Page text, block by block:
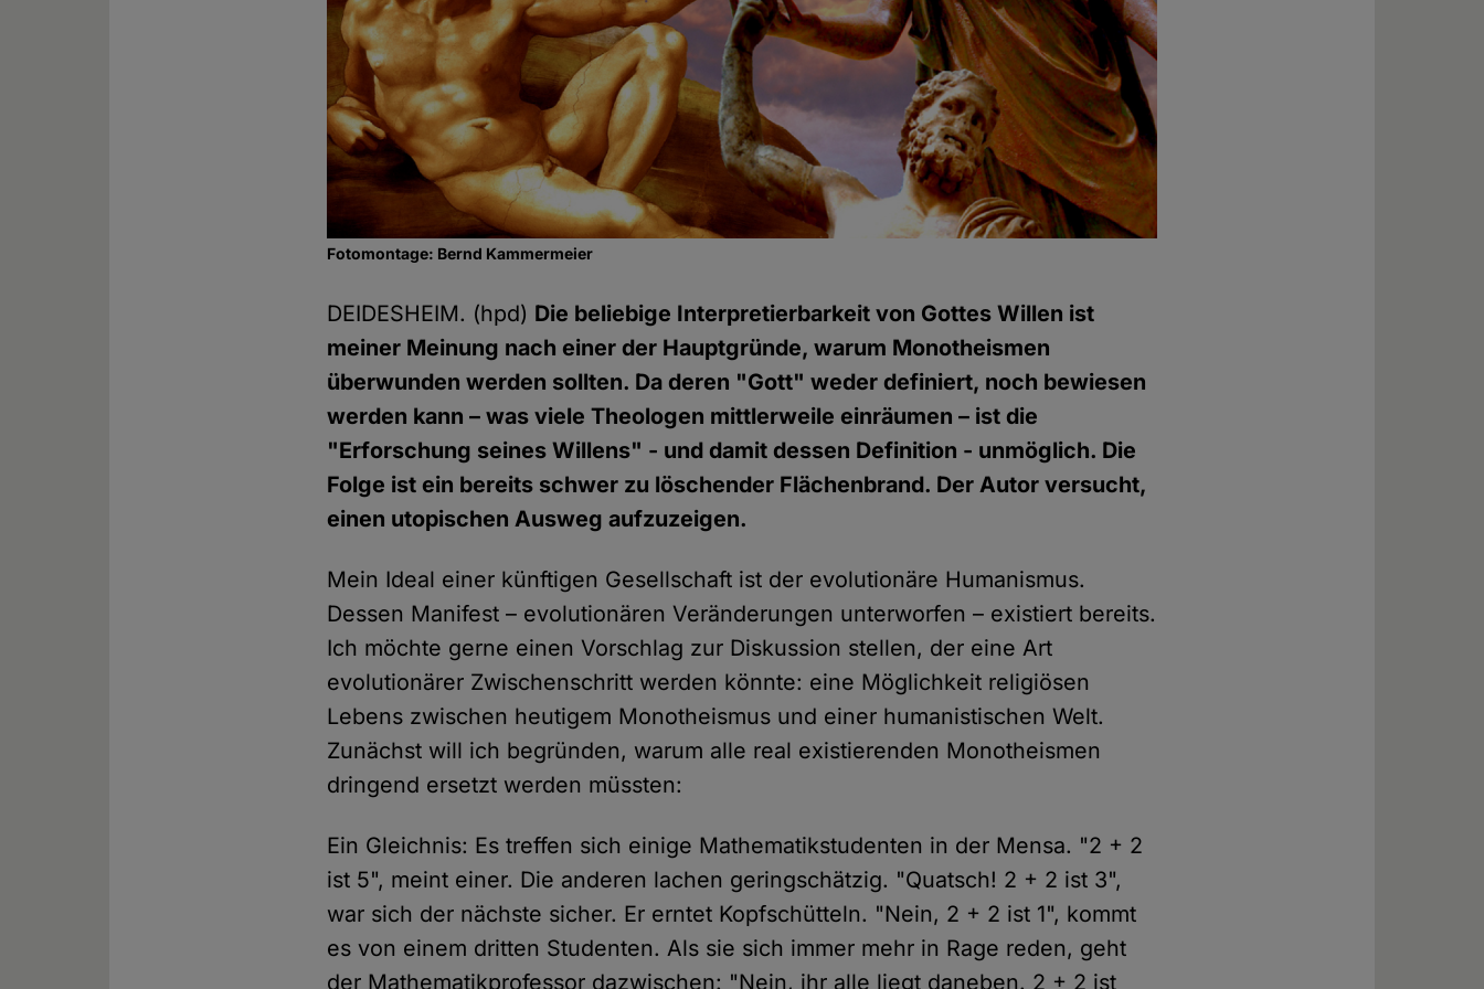
Fotomontage: Bernd Kammermeier
DEIDESHEIM. (hpd) Die beliebige Interpretierbarkeit von Gottes Willen ist
meiner Meinung nach einer der Hauptgründe, warum Monotheismen
überwunden werden sollten. Da deren "Gott" weder definiert, noch bewiesen
werden kann – was viele Theologen mittlerweile einräumen – ist die
"Erforschung seines Willens" - und damit dessen Definition - unmöglich. Die
Folge ist ein bereits schwer zu löschender Flächenbrand. Der Autor versucht,
einen utopischen Ausweg aufzuzeigen.
Mein Ideal einer künftigen Gesellschaft ist der evolutionäre Humanismus.
Dessen Manifest – evolutionären Veränderungen unterworfen – existiert bereits.
Ich möchte gerne einen Vorschlag zur Diskussion stellen, der eine Art
evolutionärer Zwischenschritt werden könnte: eine Möglichkeit religiösen
Lebens zwischen heutigem Monotheismus und einer humanistischen Welt.
Zunächst will ich begründen, warum alle real existierenden Monotheismen
dringend ersetzt werden müssten:
Ein Gleichnis: Es treffen sich einige Mathematikstudenten in der Mensa. "2 + 2
ist 5", meint einer. Die anderen lachen geringschätzig. "Quatsch! 2 + 2 ist 3",
war sich der nächste sicher. Er erntet Kopfschütteln. "Nein, 2 + 2 ist 1", kommt
es von einem dritten Studenten. Als sie sich immer mehr in Rage reden, geht
der Mathematikprofessor dazwischen: "Nein, ihr alle liegt daneben. 2 + 2 ist